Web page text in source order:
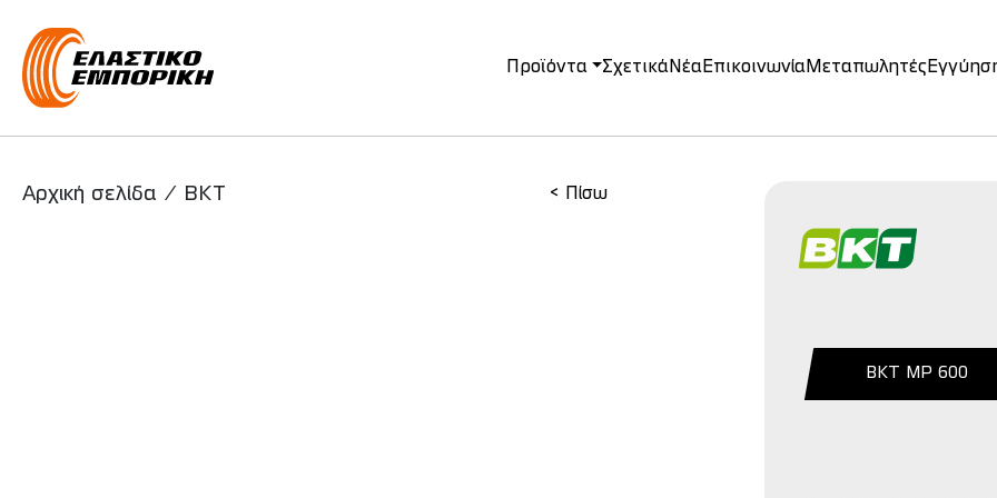
Main Navigation
Προϊόντα Σχετικά Νέα Επικοινωνία Μεταπωλητές
Αρχική σελίδα / BKT < Πίσω
BKT MP 600